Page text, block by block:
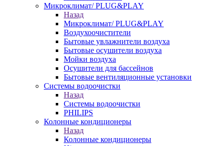
Микроклимат/ PLUG&PLAY
Назад
Микроклимат/ PLUG&PLAY
Воздухоочистители
Бытовые увлажнители воздуха
Бытовые осушители воздуха
Мойки воздуха
Осушители для бассейнов
Бытовые вентиляционные установки
Системы водоочистки
Назад
Системы водоочистки
PHILIPS
Колонные кондиционеры
Назад
Колонные кондиционеры